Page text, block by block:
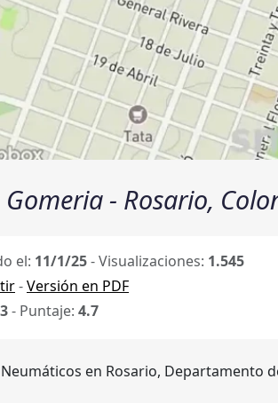
Gomeria - Rosario,
el: 11/1/25- Visualizaciones: 1.545
-Versión en PDF
- Puntaje: 4.7
en Rosario, Departamento